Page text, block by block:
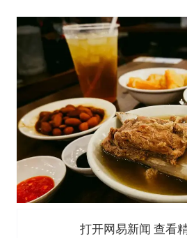
打开网易新闻 查看